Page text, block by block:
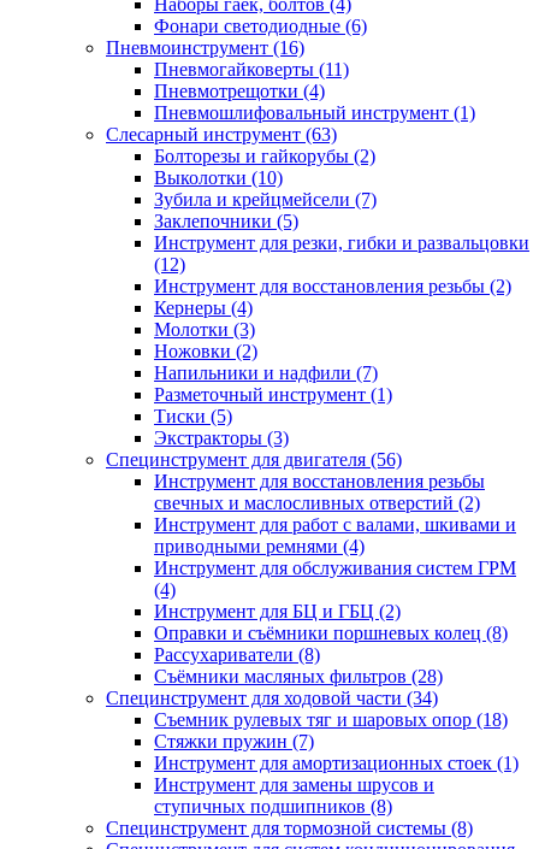
Фонари светодиодные (6)
Пневмоинструмент (16)
Пневмогайковерты (11)
Пневмотрещотки (4)
Пневмошлифовальный инструмент (1)
Слесарный инструмент (63)
Болторезы и гайкорубы (2)
Выколотки (10)
Зубила и крейцмейсели (7)
Заклепочники (5)
Инструмент для резки, гибки и развальцовки
(12)
Инструмент для восстановления резьбы (2)
Кернеры (4)
Молотки (3)
Ножовки (2)
Напильники и надфили (7)
Разметочный инструмент (1)
Тиски (5)
Экстракторы (3)
Специнструмент для двигателя (56)
Инструмент для восстановления резьбы
свечных и маслосливных отверстий (2)
Инструмент для работ с валами, шкивами и
приводными ремнями (4)
Инструмент для обслуживания систем ГРМ
(4)
Инструмент для БЦ и ГБЦ (2)
Оправки и съёмники поршневых колец (8)
Рассухариватели (8)
Съёмники масляных фильтров (28)
Специнструмент для ходовой части (34)
Съемник рулевых тяг и шаровых опор (18)
Стяжки пружин (7)
Инструмент для амортизационных стоек (1)
Инструмент для замены шрусов и
ступичных подшипников (8)
Специнструмент для тормозной системы (8)